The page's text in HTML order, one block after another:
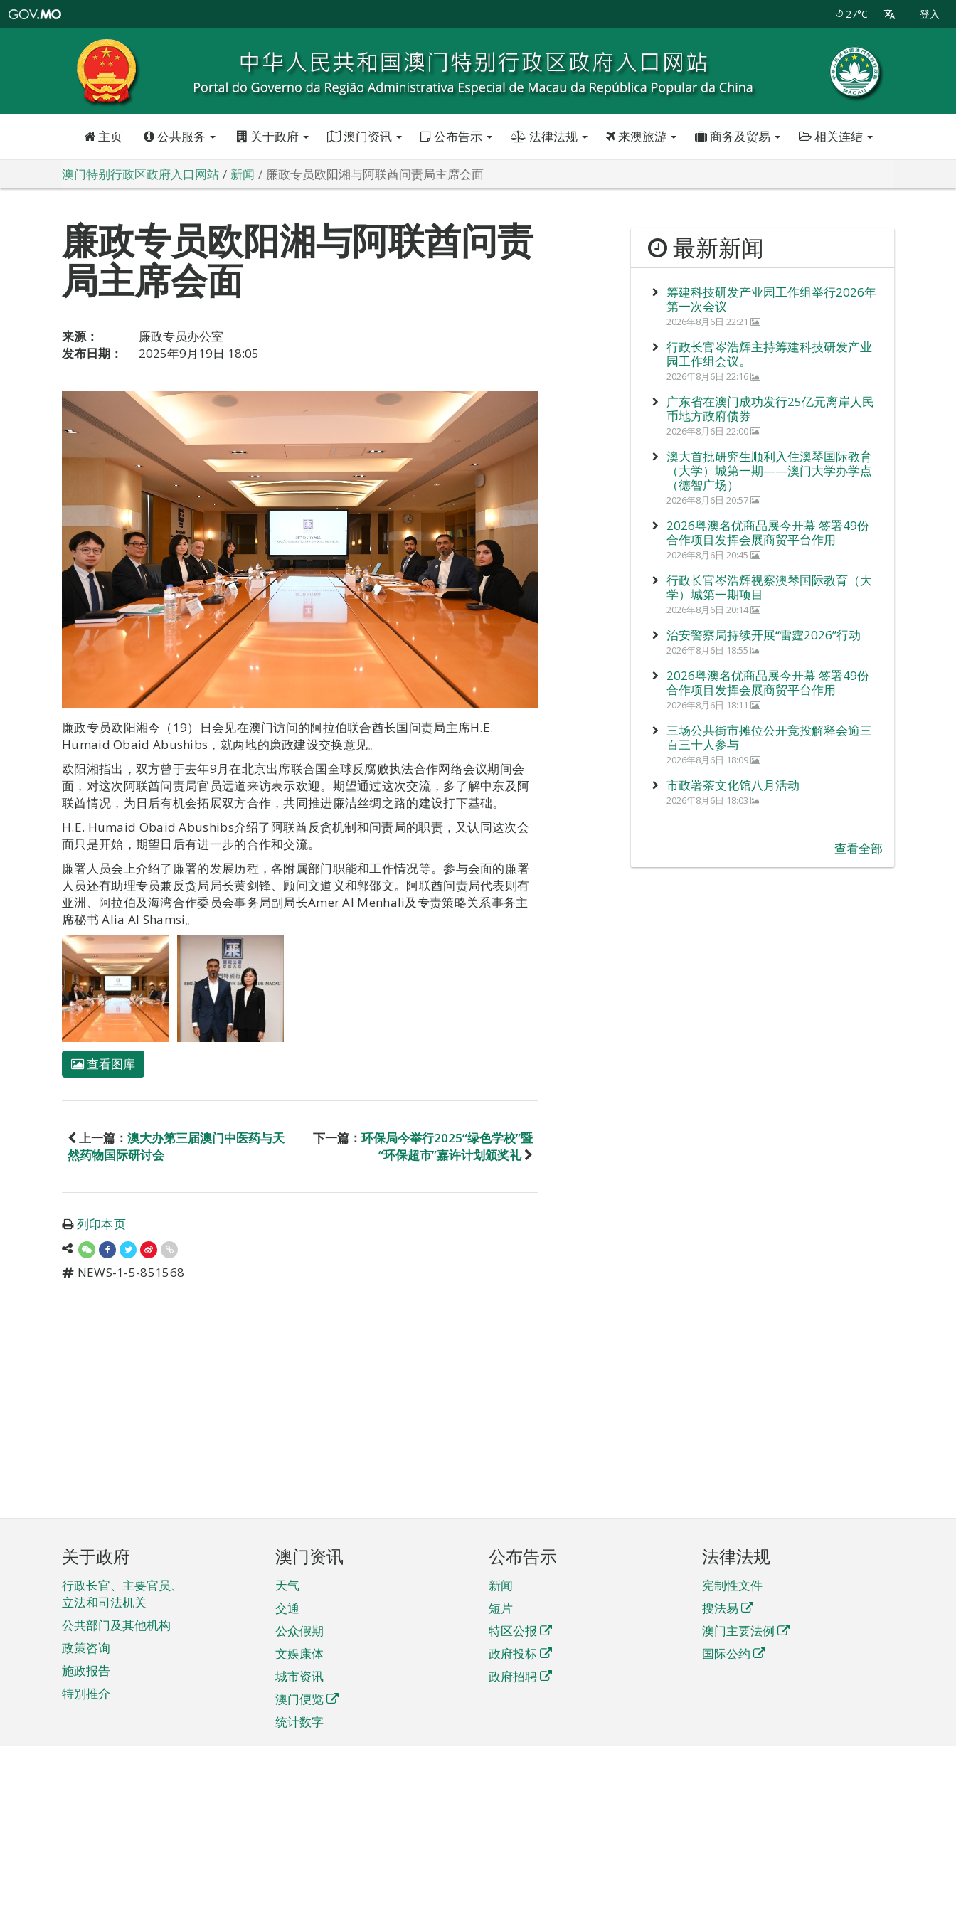
特
政
区
政
口
27°C 登入
主页 公共服务 关于政府 澳门资讯 公布告示 法律法规 来澳旅游 商务及贸易 相关连结
澳门特别行政区政府入口网站 新闻 廉政专员欧阳湘与阿联酋问责局主席会面
廉政专员欧阳湘与阿联酋问责
局主席会面
来源：
廉政专员办公室
发布日期：
2025年9月19日 18:05
廉政专员欧阳湘今（19）日会见在澳门访问的阿拉伯联合酋长国问责局主席H.E.
Humaid Obaid Abushibs，就两地的廉政建设交换意见。
欧阳湘指出，双方曾于去年9月在北京出席联合国全球反腐败执法合作网络会议期间会
面，对这次阿联酋问责局官员远道来访表示欢迎。期望通过这次交流，多了解中东及阿
联酋情况，为日后有机会拓展双方合作，共同推进廉洁丝绸之路的建设打下基础。
H.E. Humaid Obaid Abushibs介绍了阿联酋反贪机制和问责局的职责，又认同这次会
面只是开始，期望日后有进一步的合作和交流。
廉署人员会上介绍了廉署的发展历程，各附属部门职能和工作情况等。参与会面的廉署
人员还有助理专员兼反贪局局长黄剑锋、顾问文道义和郭邵文。阿联酋问责局代表则有
亚洲、阿拉伯及海湾合作委员会事务局副局长Amer Al Menhali及专责策略关系事务主
席秘书 Alia Al Shamsi。
查看图库
上一篇： 澳大办第三届澳门中医药与天
然药物国际研讨会
下一篇： 环保局今举行2025“绿色学校”暨
“环保超市”嘉许计划颁奖礼
列印本页
NEWS-1-5-851568
最新新闻
筹建科技研发产业园工作组举行2026年
第一次会议
2026年8月6日 22:21
行政长官岑浩辉主持筹建科技研发产业
园工作组会议。
2026年8月6日 22:16
广东省在澳门成功发行25亿元离岸人民
币地方政府债券
2026年8月6日 22:00
澳大首批研究生顺利入住澳琴国际教育
（大学）城第一期——澳门大学办学点
（德智广场）
2026年8月6日 20:57
2026粤澳名优商品展今开幕 签署49份
合作项目发挥会展商贸平台作用
2026年8月6日 20:45
行政长官岑浩辉视察澳琴国际教育（大
学）城第一期项目
2026年8月6日 20:14
治安警察局持续开展“雷霆2026”行动
2026年8月6日 18:55
2026粤澳名优商品展今开幕 签署49份
合作项目发挥会展商贸平台作用
2026年8月6日 18:11
三场公共街市摊位公开竞投解释会逾三
百三十人参与
2026年8月6日 18:09
市政署茶文化馆八月活动
2026年8月6日 18:03
查看全部
页
脚
菜
单
关于政府
行政长官、主要官员、
立法和司法机关
公共部门及其他机构
政策咨询
施政报告
特别推介
澳门资讯
天气
交通
公众假期
文娱康体
城市资讯
澳门便览
统计数字
公布告示
新闻
短片
特区公报
政府投标
政府招聘
法律法规
宪制性文件
搜法易
澳门主要法例
国际公约